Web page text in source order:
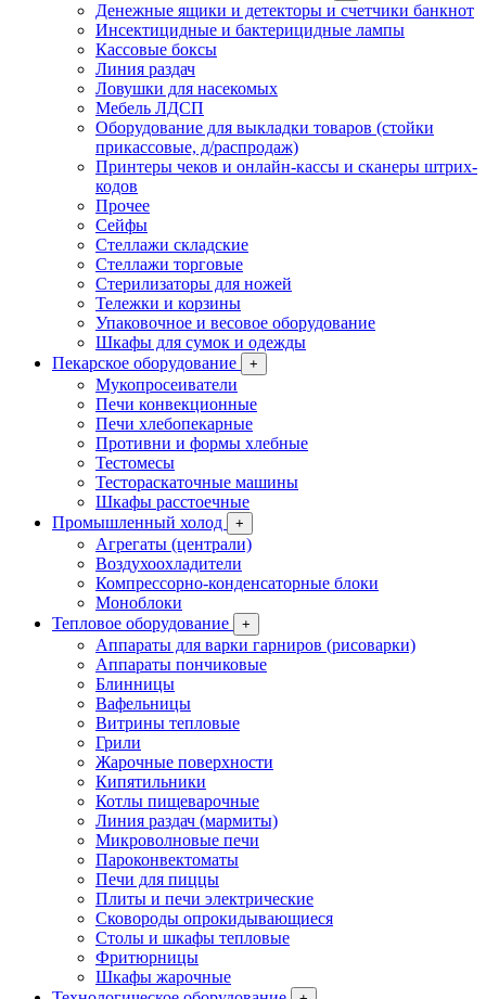
Денежные ящики и детекторы и счетчики банкнот
Инсектицидные и бактерицидные лампы
Кассовые боксы
Линия раздач
Ловушки для насекомых
Мебель ЛДСП
Оборудование для выкладки товаров (стойки
прикассовые, д/распродаж)
Принтеры чеков и онлайн-кассы и сканеры штрих-
кодов
Прочее
Сейфы
Стеллажи складские
Стеллажи торговые
Стерилизаторы для ножей
Тележки и корзины
Упаковочное и весовое оборудование
Шкафы для сумок и одежды
Пекарское оборудование
+
Мукопросеиватели
Печи конвекционные
Печи хлебопекарные
Противни и формы хлебные
Тестомесы
Тестораскаточные машины
Шкафы расстоечные
Промышленный холод
+
Агрегаты (централи)
Воздухоохладители
Компрессорно-конденсаторные блоки
Моноблоки
Тепловое оборудование
+
Аппараты для варки гарниров (рисоварки)
Аппараты пончиковые
Блинницы
Вафельницы
Витрины тепловые
Грили
Жарочные поверхности
Кипятильники
Котлы пищеварочные
Линия раздач (мармиты)
Микроволновые печи
Пароконвектоматы
Печи для пиццы
Плиты и печи электрические
Сковороды опрокидывающиеся
Столы и шкафы тепловые
Фритюрницы
Шкафы жарочные